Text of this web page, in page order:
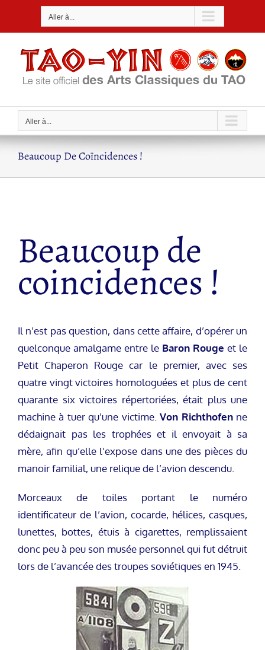
Aller à...
Aller à...
Beaucoup De Coïncidences !
Beaucoup de
coincidences !
Il n’est pas question, dans cette affaire, d’opérer un
quelconque amalgame entre le Baron Rouge et le
Petit Chaperon Rouge car le premier, avec ses
quatre vingt victoires homologuées et plus de cent
quarante six victoires répertoriées, était plus une
machine à tuer qu’une victime.Von Richthofenne
dédaignait pas les trophées et il envoyait à sa
mère, afin qu’elle l’expose dans une des pièces du
manoir familial, une relique de l’avion descendu.
Morceaux de toiles portant le numéro
identificateur de l’avion, cocarde, hélices, casques,
lunettes, bottes, étuis à cigarettes, remplissaient
donc peu à peu son musée personnel qui fut détruit
lors de l’avancée des troupes soviétiques en 1945.